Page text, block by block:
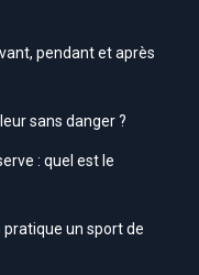
pendant et après
sans danger ?
: quel est le
un sport de